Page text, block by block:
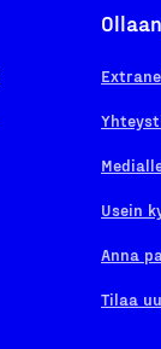
Usein
Anna
Tilaa